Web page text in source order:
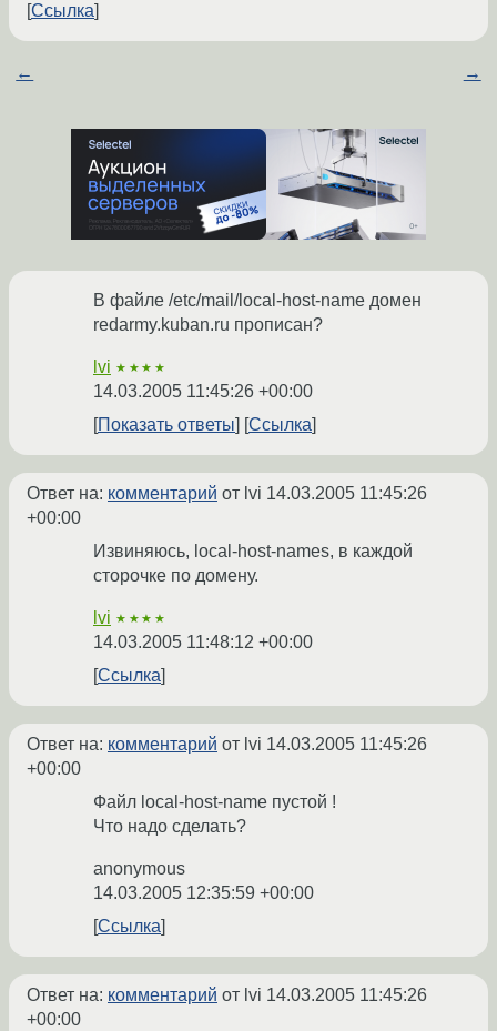
Ссылка
← →
В файле /etc/mail/local-host-name домен
redarmy.kuban.ru прописан?
lvi ★★★★
14.03.2005 11:45:26 +00:00
Показать ответы
Ссылка
Ответ на: комментарий от lvi 14.03.2005 11:45:26
+00:00
Извиняюсь, local-host-names, в каждой
сторочке по домену.
lvi ★★★★
14.03.2005 11:48:12 +00:00
Ссылка
Ответ на: комментарий от lvi 14.03.2005 11:45:26
+00:00
Файл local-host-name пустой !
Что надо сделать?
anonymous
14.03.2005 12:35:59 +00:00
Ссылка
Ответ на: комментарий от lvi 14.03.2005 11:45:26
+00:00